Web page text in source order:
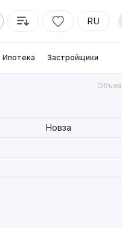
RU
Ипотека Застройщики
Новза